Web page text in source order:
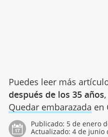
Puedes leer más
después de los 35 años
Quedar embarazada en
Publicado: 5 de enero
Actualizado: 4 de junio